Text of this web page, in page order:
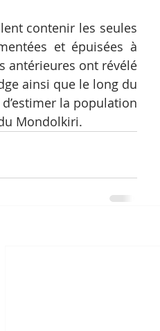
contenir les seules
et épuisées à
antérieures ont révélé
ainsi que le long du
la population
Mondolkiri.